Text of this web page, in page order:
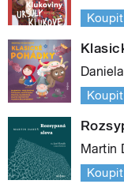
Koupit
Koupit
Martin
Koupit